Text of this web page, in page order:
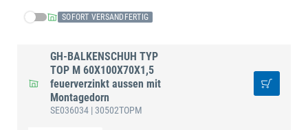
SOFORT VERSANDFERTIG
GH-BALKENSCHUH TYP
TOP M 60X100X70X1,5
feuerverzinkt aussen mit
Montagedorn
SE036034 | 30502TOPM